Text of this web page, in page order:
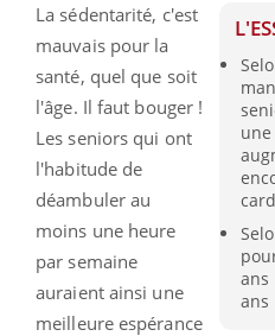
ans
ans
La sédentarité, c'est
mauvais pour la
santé, quel que soit
l'âge. Il faut bouger !
Les seniors qui ont
l'habitude de
déambuler au
moins une heure
par semaine
auraient ainsi une
meilleure espérance